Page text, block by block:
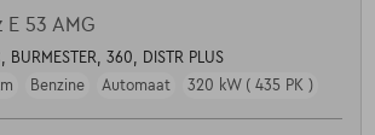
E 53 AMG
BURMESTER, 360, DISTR PLUS
Benzine Automaat 320 kW ( 435 PK )